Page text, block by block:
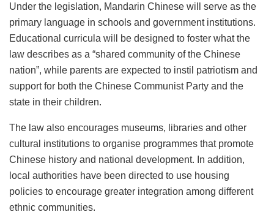
Under the legislation, Mandarin Chinese will serve as the
primary language in schools and government institutions.
Educational curricula will be designed to foster what the
law describes as a “shared community of the Chinese
nation”, while parents are expected to instil patriotism and
support for both the Chinese Communist Party and the
state in their children.
The law also encourages museums, libraries and other
cultural institutions to organise programmes that promote
Chinese history and national development. In addition,
local authorities have been directed to use housing
policies to encourage greater integration among different
ethnic communities.